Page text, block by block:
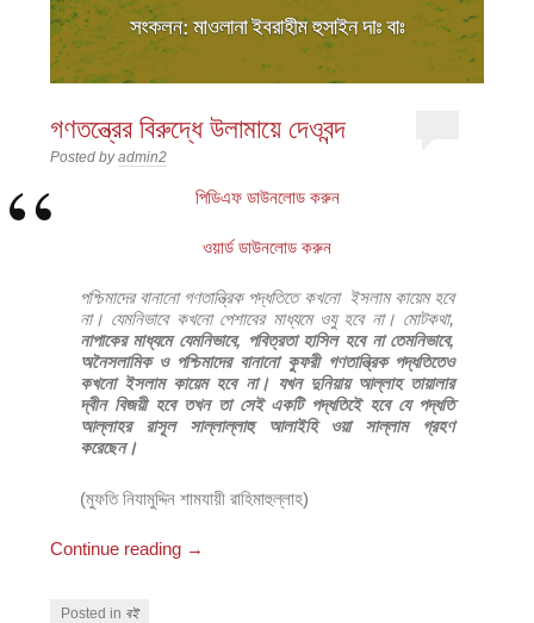
গণতন্ত্রের বিরুদ্ধে উলামায়ে দেওবন্দ
Posted byadmin2
পিডিএফ ডাউনলোড করুন
ওয়ার্ড ডাউনলোড করুন
পশ্চিমাদের বানানো গণতান্ত্রিক পদ্ধতিতে কখনো ইসলাম কায়েম হবে
না। যেমনিভাবে কখনো পেশাবের মাধ্যমে ওযু হবে না। মোটকথা,
নাপাকের মাধ্যমে যেমনিভাবে, পবিত্রতা হাসিল হবে না তেমনিভাবে,
অনৈসলামিক ও পশ্চিমাদের বানানো কুফরী গণতান্ত্রিক পদ্ধতিতেও
কখনো ইসলাম কায়েম হবে না। যখন দুনিয়ায় আল্লাহ তায়ালার
দ্বীন বিজয়ী হবে তখন তা সেই একটি পদ্ধতিইে হবে যে পদ্ধতি
আল্লাহর রাসূল সাল্লাল্লাহু আলাইহি ওয়া সাল্লাম গ্রহণ
করেছেন।
(মুফতি নিযামুদ্দিন শামযায়ী রাহিমাহুল্লাহ)
Continue reading →
Posted in বই